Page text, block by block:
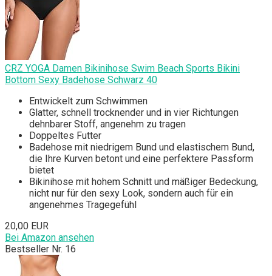
CRZ YOGA Damen Bikinihose Swim Beach Sports Bikini
Bottom Sexy Badehose Schwarz 40
Entwickelt zum Schwimmen
Glatter, schnell trocknender und in vier Richtungen
dehnbarer Stoff, angenehm zu tragen
Doppeltes Futter
Badehose mit niedrigem Bund und elastischem Bund,
die Ihre Kurven betont und eine perfektere Passform
bietet
Bikinihose mit hohem Schnitt und mäßiger Bedeckung,
nicht nur für den sexy Look, sondern auch für ein
angenehmes Tragegefühl
20,00 EUR
Bei Amazon ansehen
Bestseller Nr. 16